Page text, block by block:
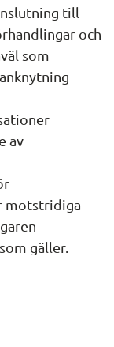
till
och
som
av
motstridiga
gäller.